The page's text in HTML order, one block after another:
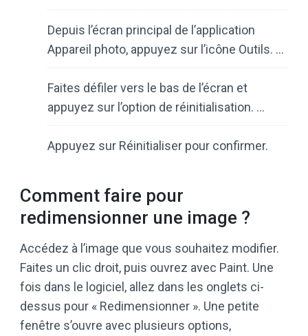
Depuis l’écran principal de l’application
Appareil photo, appuyez sur l’icône Outils. …
Faites défiler vers le bas de l’écran et
appuyez sur l’option de réinitialisation. …
Appuyez sur Réinitialiser pour confirmer.
Comment faire pour
redimensionner une image ?
Accédez à l’image que vous souhaitez modifier.
Faites un clic droit, puis ouvrez avec Paint. Une
fois dans le logiciel, allez dans les onglets ci-
dessus pour « Redimensionner ». Une petite
fenêtre s’ouvre avec plusieurs options,